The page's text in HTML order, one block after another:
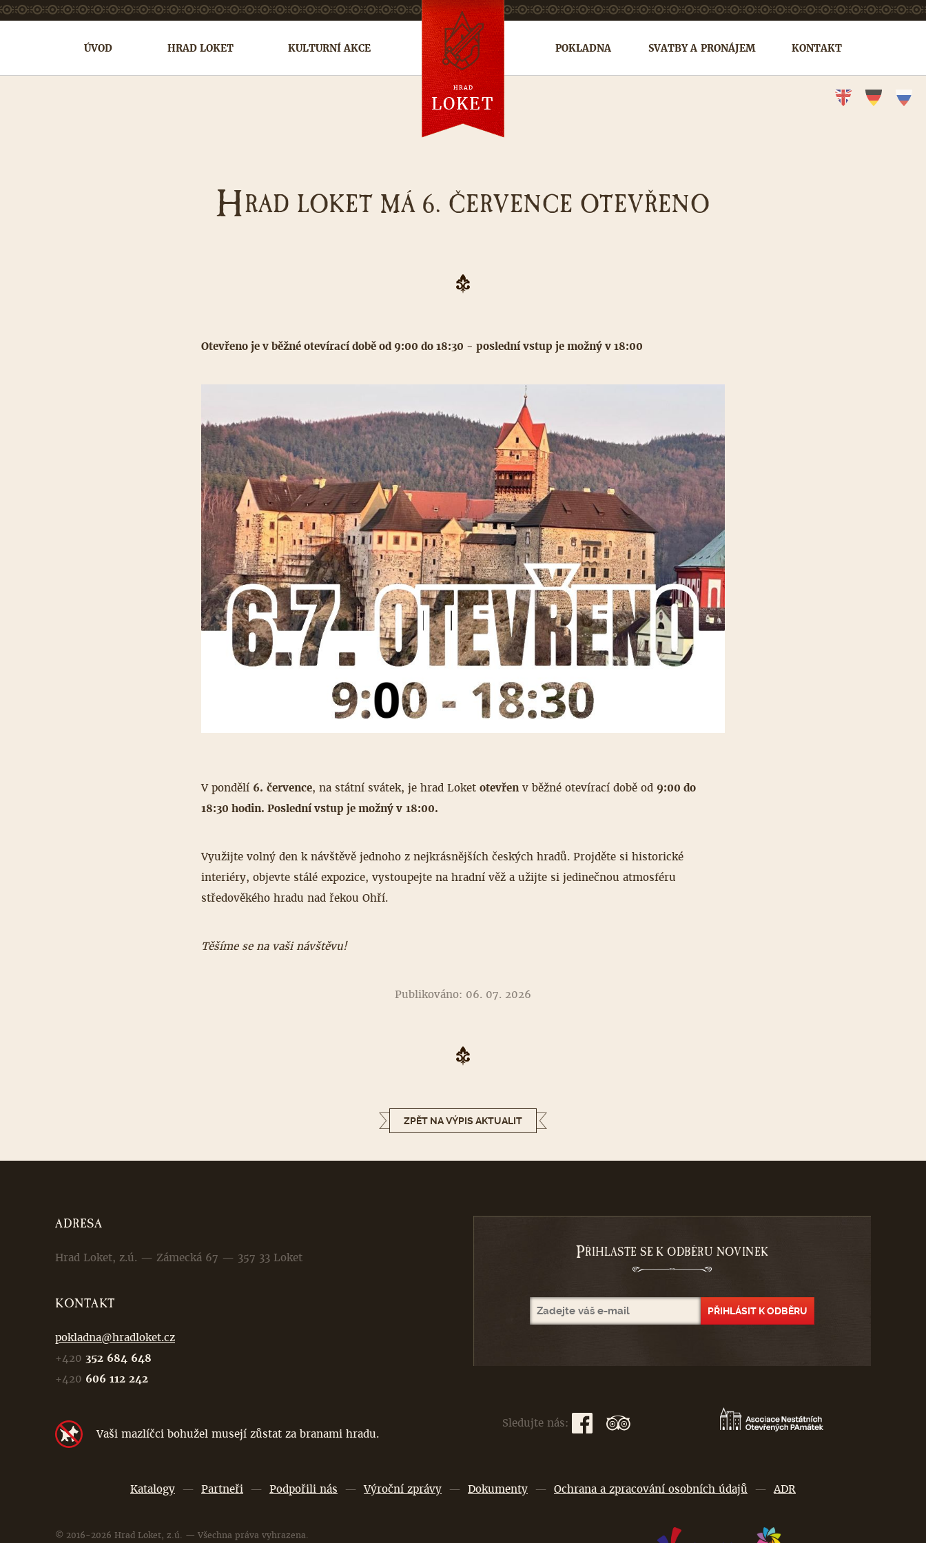
HRAD LOKET MÁ 6. ČERVENCE OTEVŘENO
Otevřeno je v běžné otevírací době od 9:00 do 18:30 - poslední vstup je možný v 18:00
V pondělí 6. července, na státní svátek, je hrad Loket otevřen v běžné otevírací době od 9:00 do
18:30 hodin. Poslední vstup je možný v 18:00.
Využijte volný den k návštěvě jednoho z nejkrásnějších českých hradů. Projděte si historické
interiéry, objevte stálé expozice, vystoupejte na hradní věž a užijte si jedinečnou atmosféru
středověkého hradu nad řekou Ohří.
Těšíme se na vaši návštěvu!
Publikováno: 06. 07. 2026
ZPĚT NA VÝPIS AKTUALIT
ADRESA
Hrad Loket, z.ú. — Zámecká 67 — 357 33 Loket
KONTAKT
pokladna@hradloket.cz
+420 352 684 648
+420 606 112 242
Vaši mazlíčci bohužel musejí zůstat za branami hradu.
PŘIHLASTE SE K ODBĚRU NOVINEK
Sledujte nás:
Katalogy — Partneři — Podpořili nás — Výroční zprávy — Dokumenty — Ochrana a zpracování osobních údajů — ADR
© 2016-2026 Hrad Loket, z.ú. — Všechna práva vyhrazena.
ÚVOD HRAD LOKET KULTURNÍ AKCE POKLADNA SVATBY A PRONÁJEM KONTAKT
HRAD
LOKET en